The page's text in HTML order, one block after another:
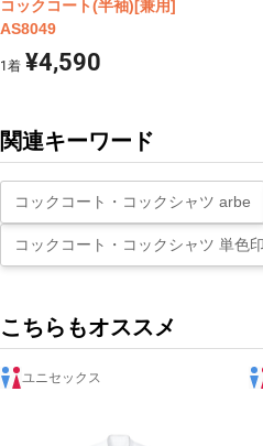
コックコート(半袖)[兼用]
AS8049
1 着 ¥4,590
関連キーワード
コックコート・コックシャツ arbe
コックコート・コックシャツ 単色
こちらもオススメ
ユニセックス